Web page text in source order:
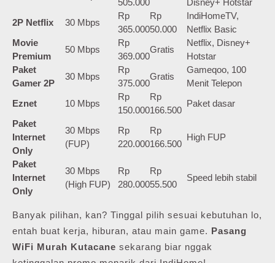
2P Netflix
30 Mbps
Rp
365.000
Rp
50.000
IndiHomeTV,
Netflix Basic
Movie
Premium
50 Mbps
Rp
369.000
Gratis
Netflix, Disney+
Hotstar
Paket
Gamer 2P
30 Mbps
Rp
375.000
Gratis
Gameqoo, 100
Menit Telepon
Eznet
10 Mbps
Rp
150.000
Rp
166.500
Paket dasar
Paket
Internet
Only
30 Mbps
(FUP)
Rp
220.000
Rp
166.500
High FUP
Paket
Internet
Only
30 Mbps
(High FUP)
Rp
280.000
Rp
55.500
Speed lebih stabil
Banyak pilihan, kan? Tinggal pilih sesuai kebutuhan lo,
entah buat kerja, hiburan, atau main game. Pasang
WiFi Murah Kutacane sekarang biar nggak